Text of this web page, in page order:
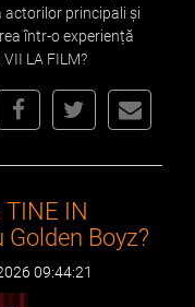
actorilor principali și
într-o experiență
LA FILM?
TINE IN
Golden Boyz?
09:44:21